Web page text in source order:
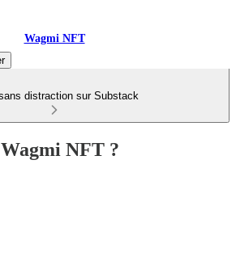
Wagmi NFT
distraction sur Substack
NFT ?